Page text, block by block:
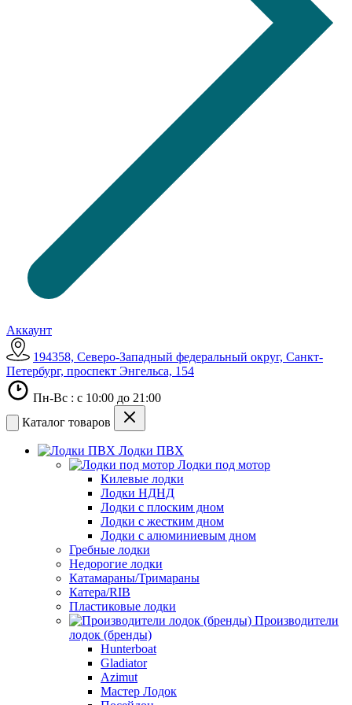
Аккаунт
194358, Северо-Западный федеральный округ, Санкт-
Петербург, проспект Энгельса, 154
Пн-Вс : с 10:00 до 21:00
Каталог товаров
Лодки ПВХ
Лодки под мотор
Килевые лодки
Лодки НДНД
Лодки с плоским дном
Лодки с жестким дном
Лодки с алюминиевым дном
Гребные лодки
Недорогие лодки
Катамараны/Тримараны
Катера/RIB
Пластиковые лодки
Производители
лодок (бренды)
Hunterboat
Gladiator
Azimut
Мастер Лодок